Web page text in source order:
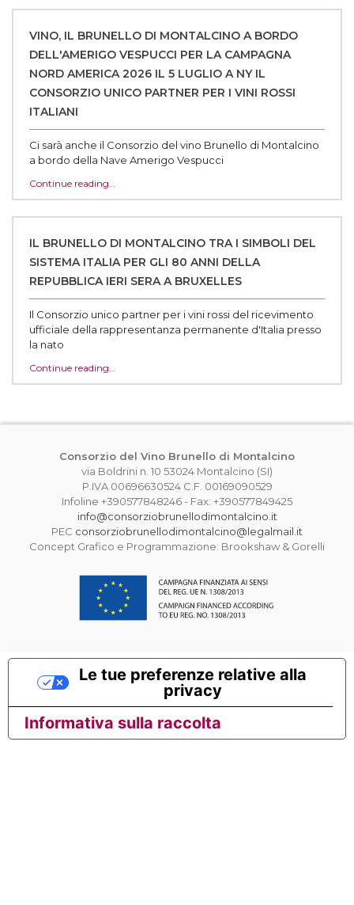
VINO, IL BRUNELLO DI MONTALCINO A BORDO
DELL'AMERIGO VESPUCCI PER LA CAMPAGNA
NORD AMERICA 2026 IL 5 LUGLIO A NY IL
CONSORZIO UNICO PARTNER PER I VINI ROSSI
ITALIANI
Ci sarà anche il Consorzio del vino Brunello di Montalcino
a bordo della Nave Amerigo Vespucci
Continue reading…
IL BRUNELLO DI MONTALCINO TRA I SIMBOLI DEL
SISTEMA ITALIA PER GLI 80 ANNI DELLA
REPUBBLICA IERI SERA A BRUXELLES
Il Consorzio unico partner per i vini rossi del ricevimento
ufficiale della rappresentanza permanente d'Italia presso
la nato‌
Continue reading…
Consorzio del Vino Brunello di Montalcino
via Boldrini n. 10 53024 Montalcino (SI)
P.IVA 00696630524 C.F. 00169090529
Infoline +390577848246 - Fax: +390577849425
info@consorziobrunellodimontalcino.it
PEC consorziobrunellodimontalcino@legalmail.it
Concept Grafico e Programmazione: Brookshaw & Gorelli
Informativa sulla raccolta
Le tue preferenze relative alla
privacy